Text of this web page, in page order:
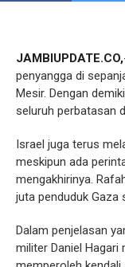
JAMBIUPDATE.CO,
penyangga di
Mesir. Dengan
seluruh perbatasan
Israel juga terus
meskipun ada
mengakhirinya.
juta penduduk Gaza
Dalam penjelasan
militer Daniel Hagari